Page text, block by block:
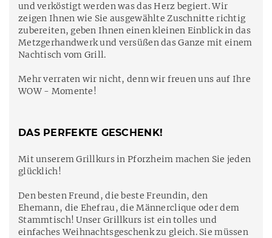
und verköstigt werden was das Herz begiert. Wir
zeigen Ihnen wie Sie ausgewählte Zuschnitte richtig
zubereiten, geben Ihnen einen kleinen Einblick in das
Metzgerhandwerk und versüßen das Ganze mit einem
Nachtisch vom Grill.
Mehr verraten wir nicht, denn wir freuen uns auf Ihre
WOW - Momente!
DAS PERFEKTE GESCHENK!
Mit unserem Grillkurs in Pforzheim machen Sie jeden
glücklich!
Den besten Freund, die beste Freundin, den
Ehemann, die Ehefrau, die Männerclique oder dem
Stammtisch! Unser Grillkurs ist ein tolles und
einfaches Weihnachtsgeschenk zu gleich. Sie müssen